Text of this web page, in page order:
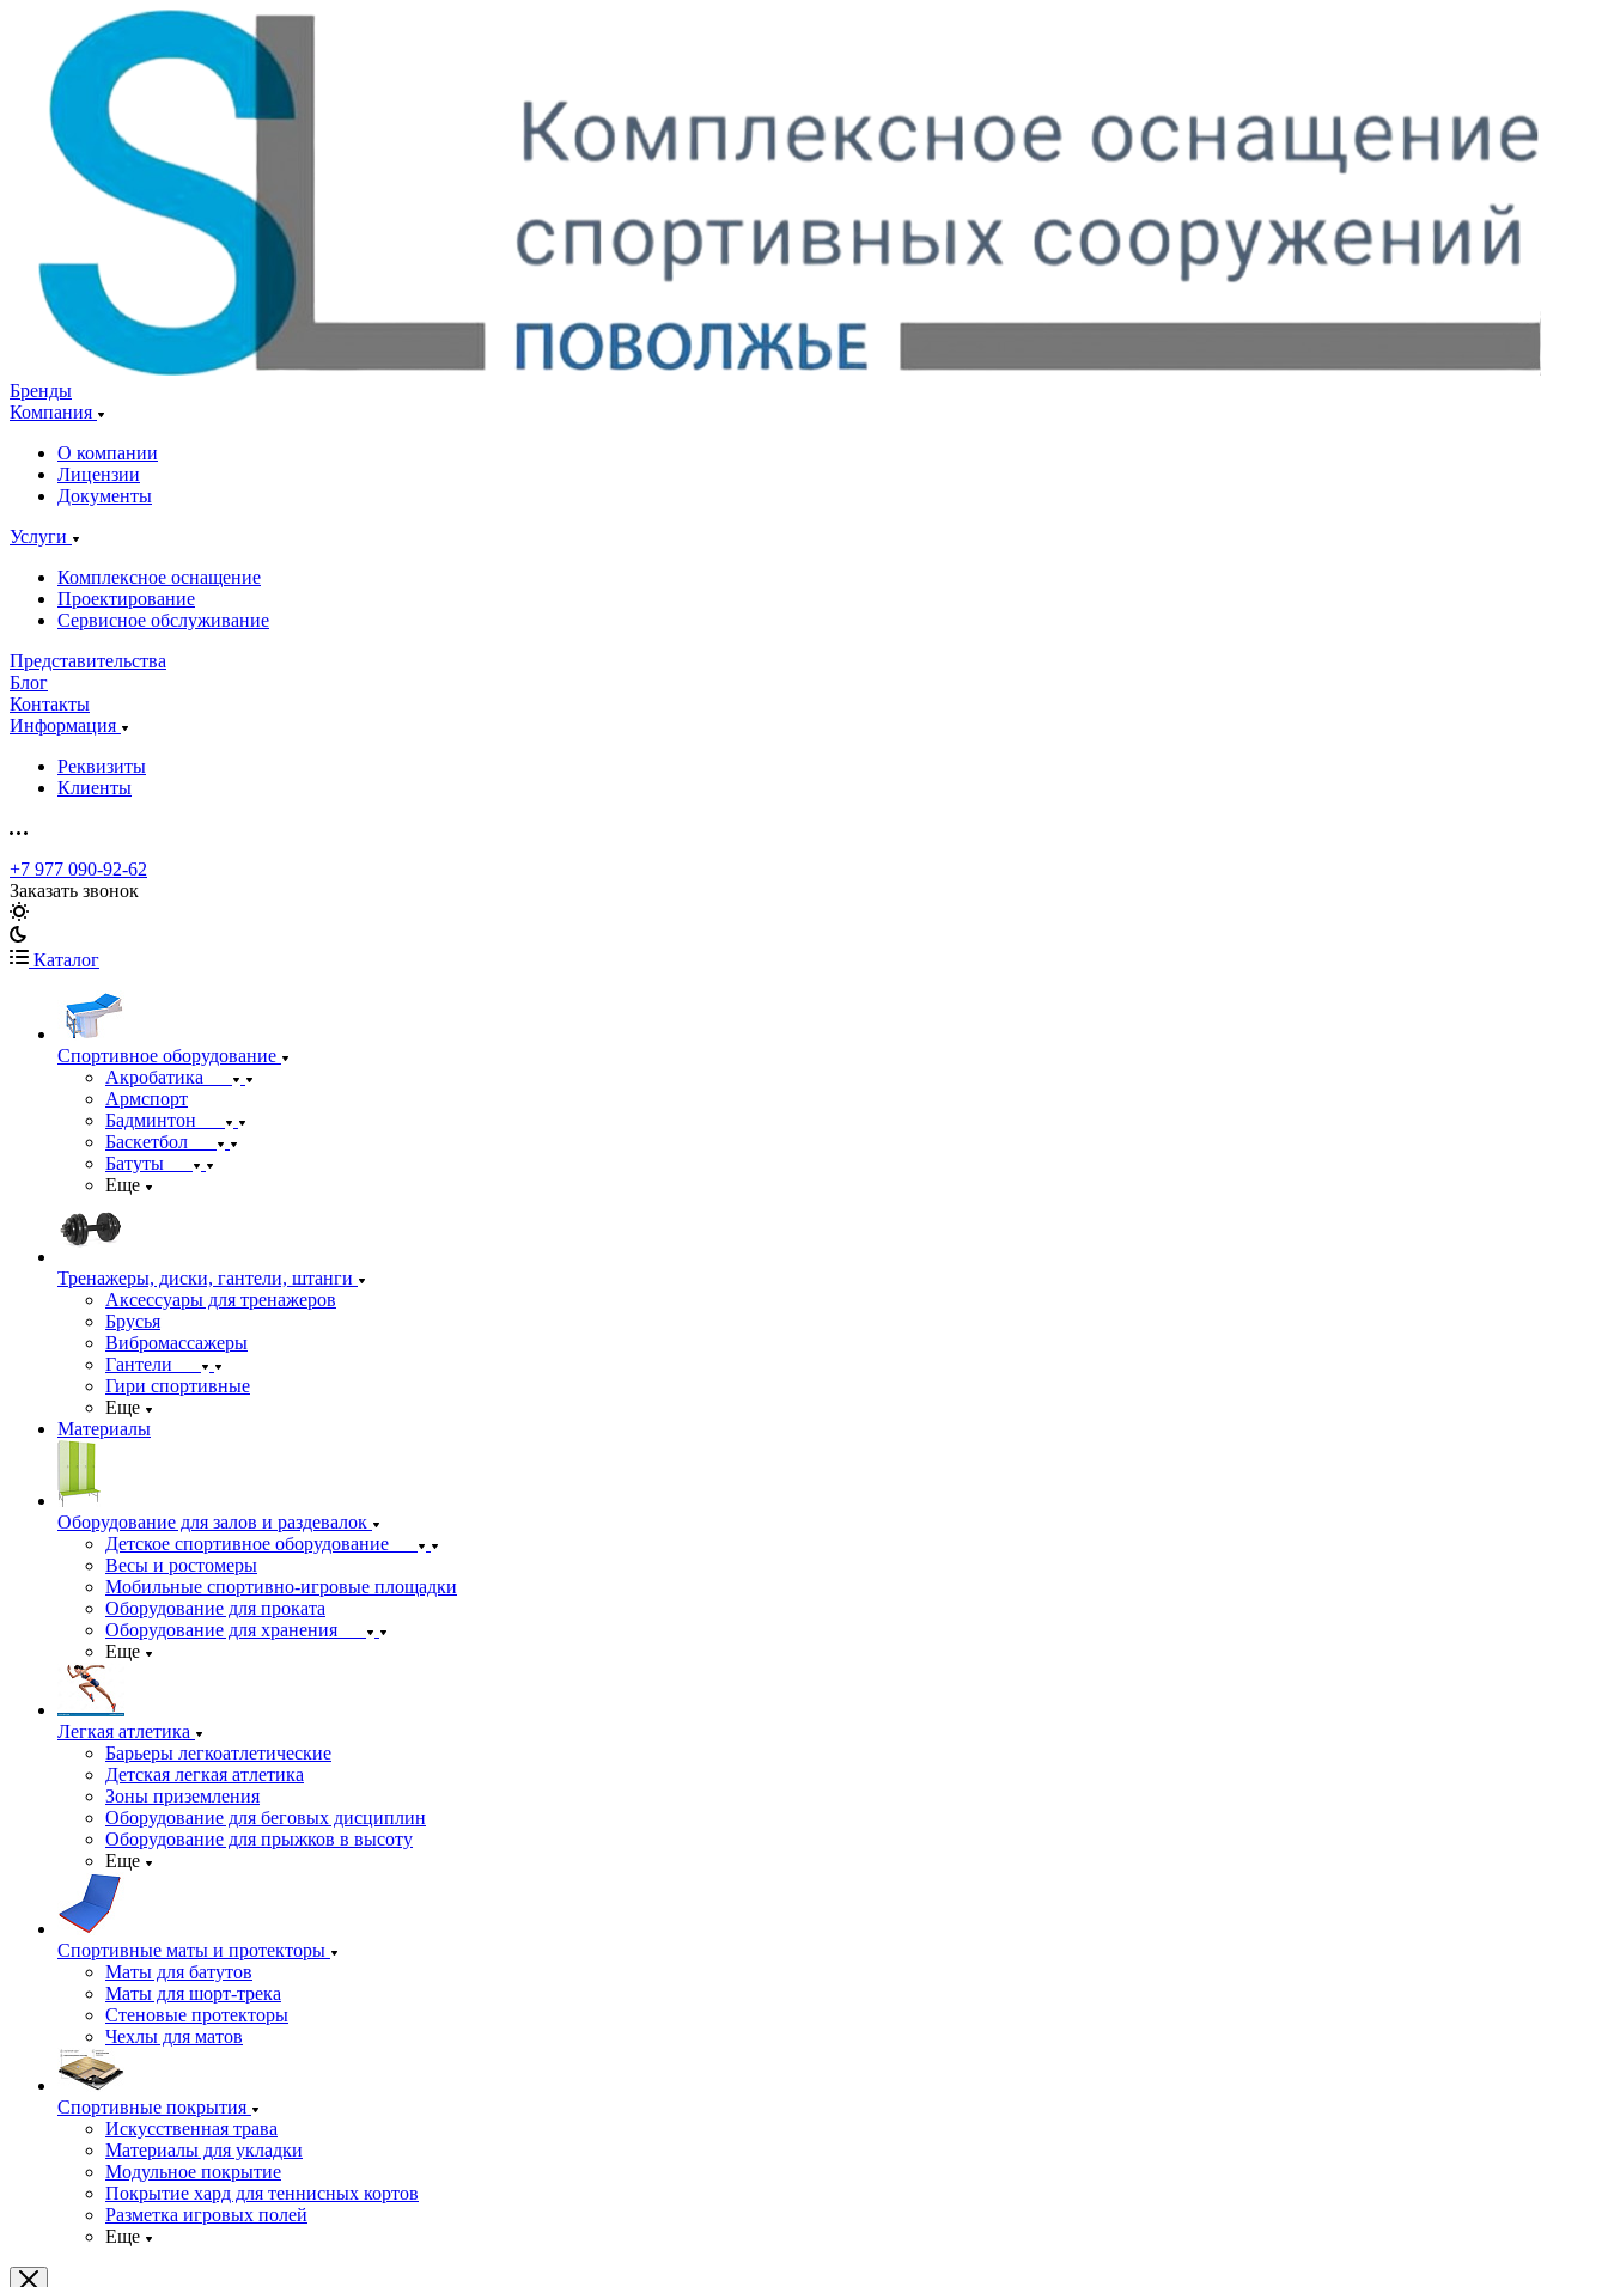
Бренды
Компания
О компании
Лицензии
Документы
Услуги
Комплексное оснащение
Проектирование
Сервисное обслуживание
Представительства
Блог
Контакты
Информация
Реквизиты
Клиенты
+7 977 090-92-62
Заказать звонок
Каталог
Спортивное оборудование
Акробатика
Армспорт
Бадминтон
Баскетбол
Батуты
Еще
Тренажеры, диски, гантели, штанги
Аксессуары для тренажеров
Брусья
Вибромассажеры
Гантели
Гири спортивные
Еще
Материалы
Оборудование для залов и раздевалок
Детское спортивное оборудование
Весы и ростомеры
Мобильные спортивно-игровые площадки
Оборудование для проката
Оборудование для хранения
Еще
Легкая атлетика
Барьеры легкоатлетические
Детская легкая атлетика
Зоны приземления
Оборудование для беговых дисциплин
Оборудование для прыжков в высоту
Еще
Спортивные маты и протекторы
Маты для батутов
Маты для шорт-трека
Стеновые протекторы
Чехлы для матов
Спортивные покрытия
Искусственная трава
Материалы для укладки
Модульное покрытие
Покрытие хард для теннисных кортов
Разметка игровых полей
Еще